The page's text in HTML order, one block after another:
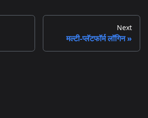
Next
मल्टी-प्लॅटफॉर्म लॉगिन